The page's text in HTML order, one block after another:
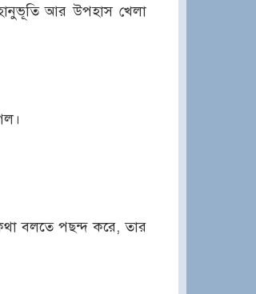
আর উপহাস খেলা
বলতে পছন্দ করে, তার